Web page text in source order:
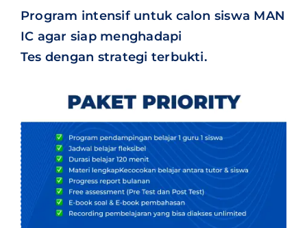
Program intensif untuk calon siswa MAN
IC agar siap menghadapi
Tes dengan strategi terbukti.